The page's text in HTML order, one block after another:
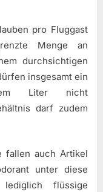
pro Fluggast
Menge an
durchsichtigen
insgesamt ein
Liter nicht
darf zudem
fallen auch Artikel
unter diese
lediglich flüssige